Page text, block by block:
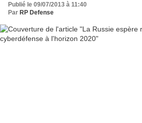
Publié le 09/07/2013 à 11:40
Par RP Defense